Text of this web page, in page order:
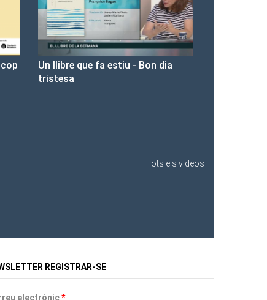
Presentació de Les Fures a la
Llibreria Ona.